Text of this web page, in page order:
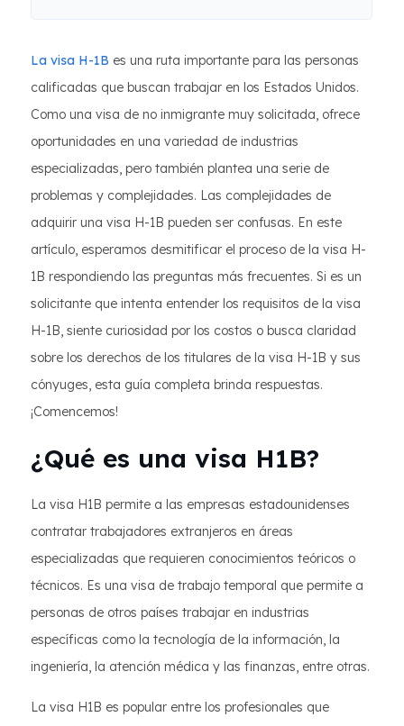
La visa H-1B es una ruta importante para las personas
calificadas que buscan trabajar en los Estados Unidos.
Como una visa de no inmigrante muy solicitada, ofrece
oportunidades en una variedad de industrias
especializadas, pero también plantea una serie de
problemas y complejidades. Las complejidades de
adquirir una visa H-1B pueden ser confusas. En este
artículo, esperamos desmitificar el proceso de la visa H-
1B respondiendo las preguntas más frecuentes. Si es un
solicitante que intenta entender los requisitos de la visa
H-1B, siente curiosidad por los costos o busca claridad
sobre los derechos de los titulares de la visa H-1B y sus
cónyuges, esta guía completa brinda respuestas.
¡Comencemos!
¿Qué es una visa H1B?
La visa H1B permite a las empresas estadounidenses
contratar trabajadores extranjeros en áreas
especializadas que requieren conocimientos teóricos o
técnicos. Es una visa de trabajo temporal que permite a
personas de otros países trabajar en industrias
específicas como la tecnología de la información, la
ingeniería, la atención médica y las finanzas, entre otras.
La visa H1B es popular entre los profesionales que